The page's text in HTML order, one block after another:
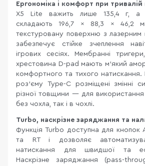
Ергономіка і комфорт при тривалій
X5 Lite важить лише 135,4 г, а
складають 196,7 × 88,3 × 46,2
текстуровану поверхню з лазерним
забезпечує стійке зчеплення
ігрових сесіях. Мембранні
хрестовина D-pad мають м'який
комфортного та тихого
роз'єму Type-C розміщені змінні
різної товщини — для
без чохла, так і в чохлі.
Turbo, наскрізне заряджання та
Функція Turbo доступна для кнопок
та RT і дозволяє
натискання для швидшої та
Наскрізне заряджання (pass-